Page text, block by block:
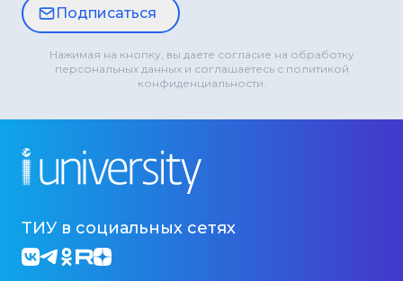
Подписаться
Нажимая на кнопку, вы даете согласие на обработку
персональных данных и соглашаетесь с политикой
конфиденциальности.
ТИУ в социальных сетях